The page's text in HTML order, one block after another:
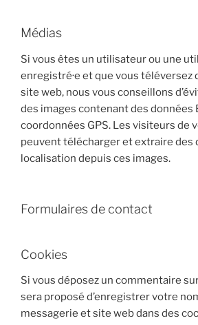
Médias
Si vous êtes un utilisateur ou une
enregistré·e et que vous téléversez
site web, nous vous conseillons
des images contenant des données
coordonnées GPS. Les visiteurs de
peuvent télécharger et extraire des
localisation depuis ces images.
Formulaires de contact
Cookies
Si vous déposez un commentaire
sera proposé d’enregistrer votre
messagerie et site web dans des